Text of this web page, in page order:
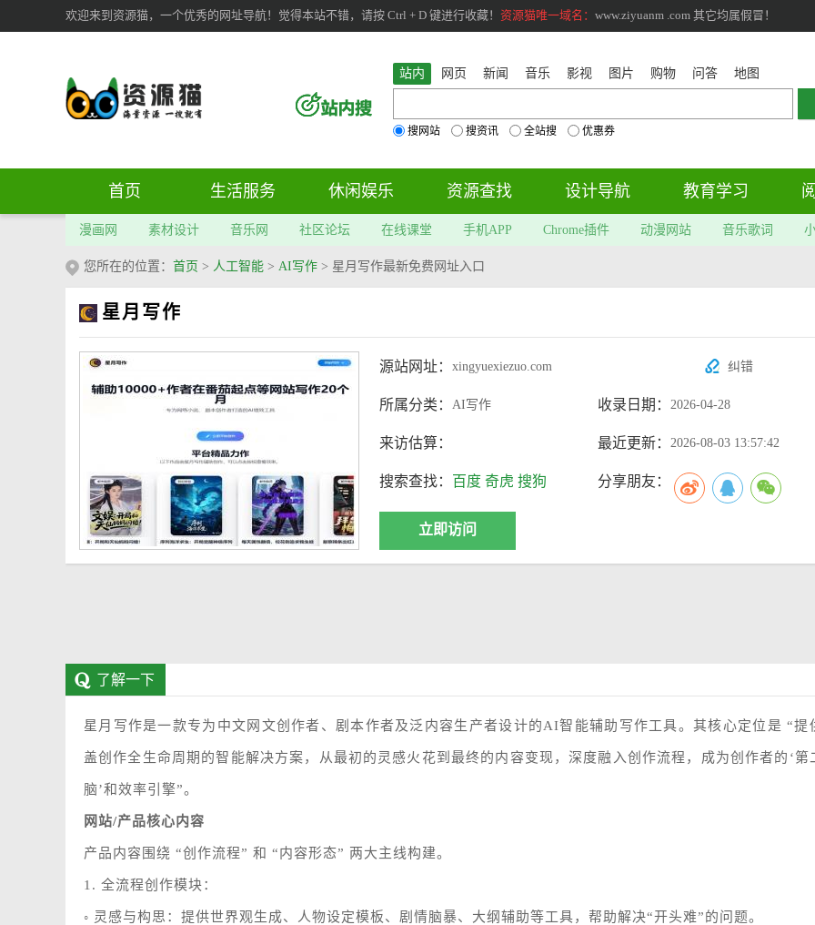
欢迎来到资源猫，一个优秀的网址导航！觉得本站不错，请按 Ctrl + D 键进行收藏！ 资源猫唯一域名： www.ziyuanm .com 其它均属假冒！
站内 网页 新闻 音乐 影视 图片 购物 问答 地图
搜网站 搜资讯 全站搜 优惠券
首页 生活服务 休闲娱乐 资源查找 设计导航 教育学习
漫画网 素材设计 音乐网 社区论坛 在线课堂 手机APP Chrome插件 动漫网站 音乐歌词
您所在的位置： 首页 > 人工智能 > AI写作 > 星月写作最新免费网址入口
星月写作
源站网址： xingyuexiezuo.com 纠错
所属分类： AI写作 收录日期： 2026-04-28
来访估算： 最近更新： 2026-08-03 13:57:42
搜索查找： 百度 奇虎 搜狗 分享朋友：
立即访问
了解一下
星月写作是一款专为中文网文创作者、剧本作者及泛内容生产者设计的AI智能辅助写作工具。其核心定位是 “提
盖创作全生命周期的智能解决方案，从最初的灵感火花到最终的内容变现，深度融入创作流程，成为创作者的‘第
脑’和效率引擎”。
网站/产品核心内容
产品内容围绕 “创作流程” 和 “内容形态” 两大主线构建。
1. 全流程创作模块：
◦ 灵感与构思：提供世界观生成、人物设定模板、剧情脑暴、大纲辅助等工具，帮助解决“开头难”的问题。